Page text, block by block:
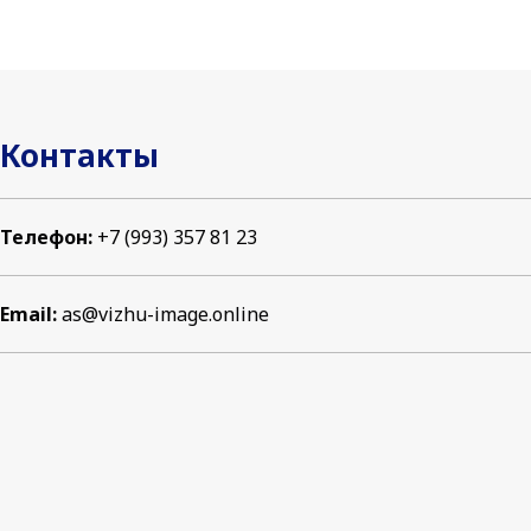
Контакты
Телефон: +7 (993) 357 81 23
Email:as@vizhu-image.online